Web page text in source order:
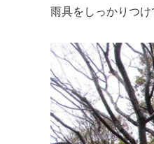
雨具をしっかりつ